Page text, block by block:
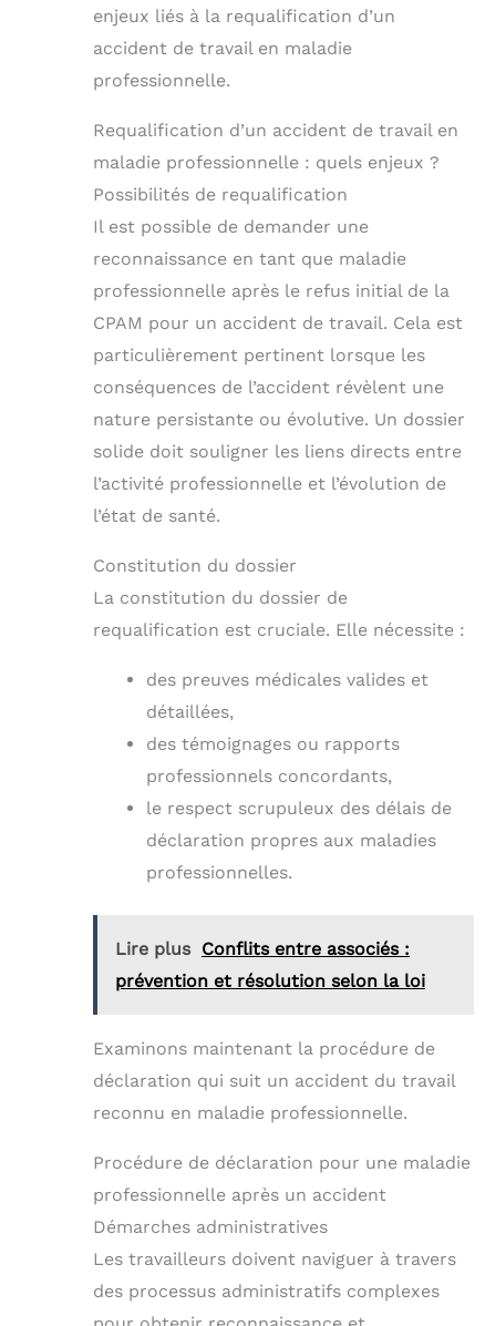
enjeux liés à la requalification d’un
accident de travail en maladie
professionnelle.
Requalification d’un accident de travail en
maladie professionnelle : quels enjeux ?
Possibilités de requalification
Il est possible de demander une
reconnaissance en tant que maladie
professionnelle après le refus initial de la
CPAM pour un accident de travail. Cela est
particulièrement pertinent lorsque les
conséquences de l’accident révèlent une
nature persistante ou évolutive. Un dossier
solide doit souligner les liens directs entre
l’activité professionnelle et l’évolution de
l’état de santé.
Constitution du dossier
La constitution du dossier de
requalification est cruciale. Elle nécessite :
des preuves médicales valides et
détaillées,
des témoignages ou rapports
professionnels concordants,
le respect scrupuleux des délais de
déclaration propres aux maladies
professionnelles.
Lire plus Conflits entre associés :
prévention et résolution selon la loi
Examinons maintenant la procédure de
déclaration qui suit un accident du travail
reconnu en maladie professionnelle.
Procédure de déclaration pour une maladie
professionnelle après un accident
Démarches administratives
Les travailleurs doivent naviguer à travers
des processus administratifs complexes